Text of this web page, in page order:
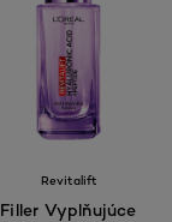
Revitalift
Filler Vyplňujúce